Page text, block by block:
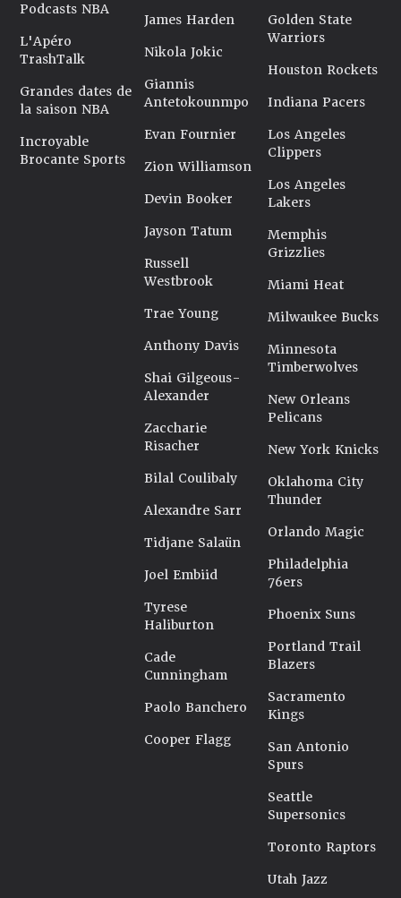
Podcasts NBA
L'Apéro
TrashTalk
Grandes dates de
la saison NBA
Incroyable
Brocante Sports
James Harden
Nikola Jokic
Giannis
Antetokounmpo
Evan Fournier
Zion Williamson
Devin Booker
Jayson Tatum
Russell
Westbrook
Trae Young
Anthony Davis
Shai Gilgeous-
Alexander
Zaccharie
Risacher
Bilal Coulibaly
Alexandre Sarr
Tidjane Salaün
Joel Embiid
Tyrese
Haliburton
Cade
Cunningham
Paolo Banchero
Cooper Flagg
Golden State
Warriors
Houston Rockets
Indiana Pacers
Los Angeles
Clippers
Los Angeles
Lakers
Memphis
Grizzlies
Miami Heat
Milwaukee Bucks
Minnesota
Timberwolves
New Orleans
Pelicans
New York Knicks
Oklahoma City
Thunder
Orlando Magic
Philadelphia
76ers
Phoenix Suns
Portland Trail
Blazers
Sacramento
Kings
San Antonio
Spurs
Seattle
Supersonics
Toronto Raptors
Utah Jazz